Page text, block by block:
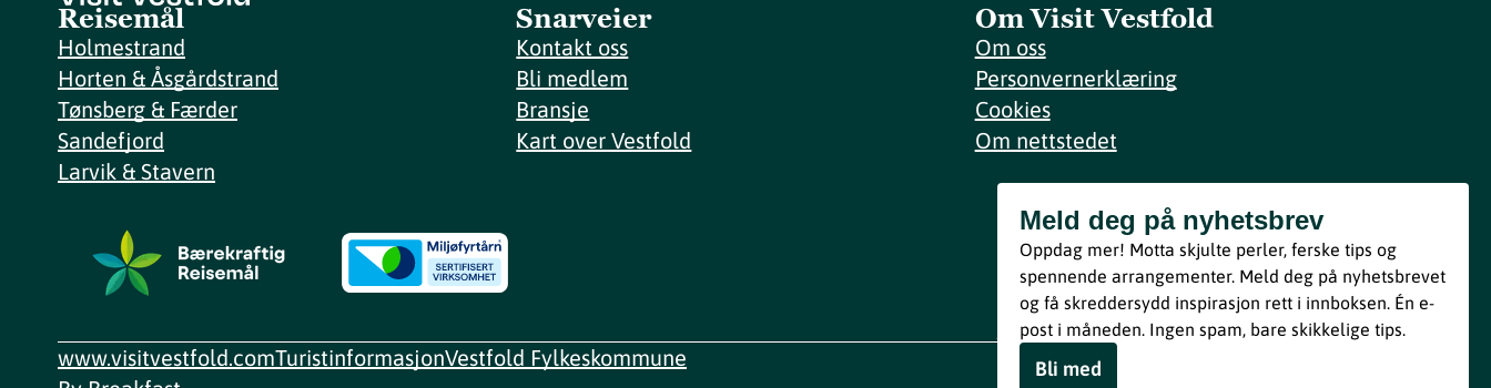
Reisemål
Holmestrand
Horten & Åsgårdstrand
Tønsberg & Færder
Sandefjord
Larvik & Stavern
Snarveier
Kontakt oss
Bli medlem
Bransje
Kart over Vestfold
Om Visit Vestfold
Om oss
Personvernerklæring
Cookies
Om nettstedet
Meld deg på nyhetsbrev
Bli med
Ved å melde deg inn godtar du våre vilkår i henhold til vår
personvernerklæring.
Meld deg på nyhetsbrev
Oppdag mer! Motta skjulte perler, ferske tips og
spennende arrangementer. Meld deg på nyhetsbrevet
og få skreddersydd inspirasjon rett i innboksen. Én e-
post i måneden. Ingen spam, bare skikkelige tips.
Bli med
www.visitvestfold.comTuristinformasjonVestfold Fylkeskommune